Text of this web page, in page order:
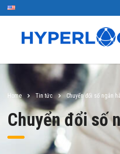
Home Tin tức Chuyển đổi số ngân
Chuyển đổi số